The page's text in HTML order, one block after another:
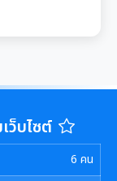
ว็บไซต์
6 คน